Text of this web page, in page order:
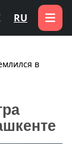
RU
в